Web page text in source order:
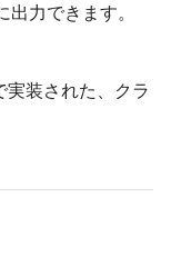
力できます。
実装された、クラ